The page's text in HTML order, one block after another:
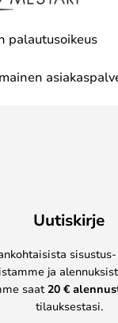
palautusoikeus
Uutiskirje
ja
saat 20 €
tilauksestasi.